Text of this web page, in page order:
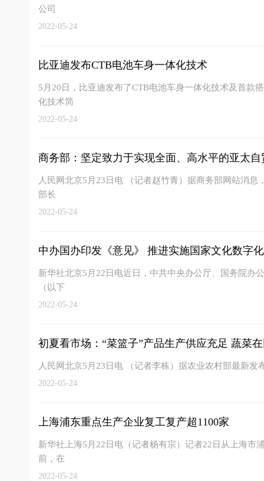
公司
2022-05-24
比亚迪发布CTB电池车身一体化技术
5月20日，比亚迪发布了CTB电池车身一体化技术及首款
化技术简
2022-05-24
商务部：坚定致力于实现全面、高水平的亚太自
人民网北京5月23日电 （记者赵竹青）据商务部网站消
部长
2022-05-24
中办国办印发《意见》 推进实施国家文化数字
新华社北京5月22日电近日，中共中央办公厅、国务院办
（以下
2022-05-24
初夏看市场：“菜篮子”产品生产供应充足 蔬菜
人民网北京5月23日电 （记者李栋）据农业农村部最新
2022-05-24
上海浦东重点生产企业复工复产超1100家
新华社上海5月22日电（记者杨有宗）记者22日从上海市
前，在
2022-05-24